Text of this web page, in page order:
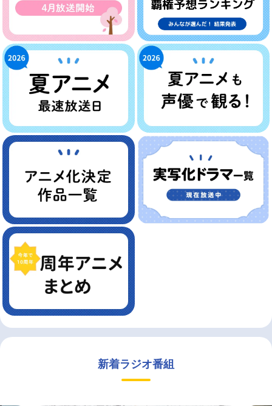
新着ラジオ番組